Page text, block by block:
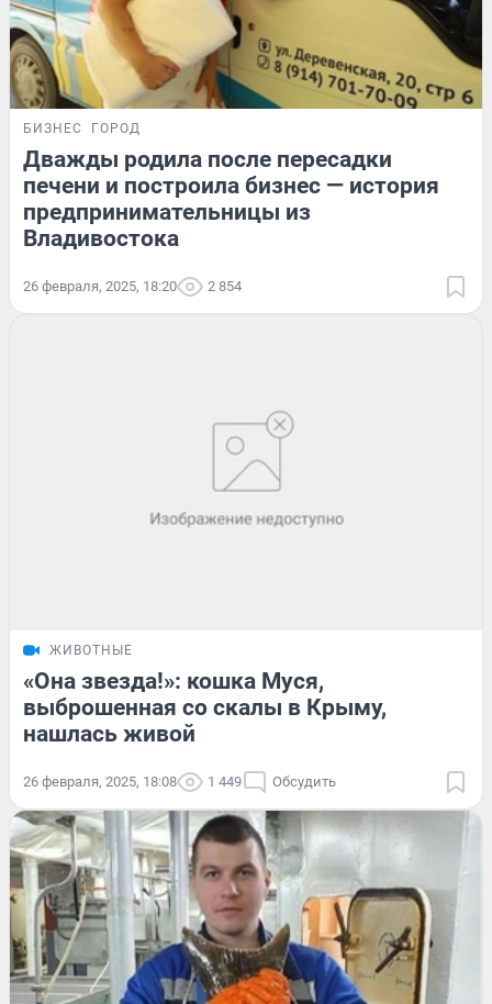
БИЗНЕС ГОРОД
Дважды родила после пересадки
печени и построила бизнес — история
предпринимательницы из
Владивостока
26 февраля, 2025, 18:20 2 854
ЖИВОТНЫЕ
«Она звезда!»: кошка Муся,
выброшенная со скалы в Крыму,
нашлась живой
26 февраля, 2025, 18:08 1 449 Обсудить